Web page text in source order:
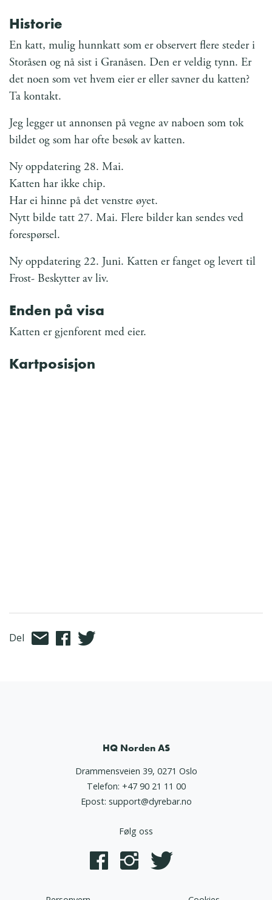
Historie
En katt, mulig hunnkatt som er observert flere steder i
Storåsen og nå sist i Granåsen. Den er veldig tynn. Er
det noen som vet hvem eier er eller savner du katten?
Ta kontakt.
Jeg legger ut annonsen på vegne av naboen som tok
bildet og som har ofte besøk av katten.
Ny oppdatering 28. Mai.
Katten har ikke chip.
Har ei hinne på det venstre øyet.
Nytt bilde tatt 27. Mai. Flere bilder kan sendes ved
forespørsel.
Ny oppdatering 22. Juni. Katten er fanget og levert til
Frost- Beskytter av liv.
Enden på visa
Katten er gjenforent med eier.
Kartposisjon
Del
HQ Norden AS
Drammensveien 39, 0271 Oslo
Telefon: +47 90 21 11 00
Epost: support@dyrebar.no
Følg oss